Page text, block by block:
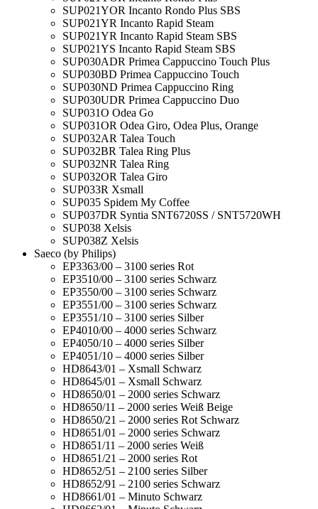
SUP021YOR Incanto Rondo Plus SBS
SUP021YR Incanto Rapid Steam
SUP021YR Incanto Rapid Steam SBS
SUP021YS Incanto Rapid Steam SBS
SUP030ADR Primea Cappuccino Touch Plus
SUP030BD Primea Cappuccino Touch
SUP030ND Primea Cappuccino Ring
SUP030UDR Primea Cappuccino Duo
SUP031O Odea Go
SUP031OR Odea Giro, Odea Plus, Orange
SUP032AR Talea Touch
SUP032BR Talea Ring Plus
SUP032NR Talea Ring
SUP032OR Talea Giro
SUP033R Xsmall
SUP035 Spidem My Coffee
SUP037DR Syntia SNT6720SS / SNT5720WH
SUP038 Xelsis
SUP038Z Xelsis
Saeco (by Philips)
EP3363/00 – 3100 series Rot
EP3510/00 – 3100 series Schwarz
EP3550/00 – 3100 series Schwarz
EP3551/00 – 3100 series Schwarz
EP3551/10 – 3100 series Silber
EP4010/00 – 4000 series Schwarz
EP4050/10 – 4000 series Silber
EP4051/10 – 4000 series Silber
HD8643/01 – Xsmall Schwarz
HD8645/01 – Xsmall Schwarz
HD8650/01 – 2000 series Schwarz
HD8650/11 – 2000 series Weiß Beige
HD8650/21 – 2000 series Rot Schwarz
HD8651/01 – 2000 series Schwarz
HD8651/11 – 2000 series Weiß
HD8651/21 – 2000 series Rot
HD8652/51 – 2100 series Silber
HD8652/91 – 2100 series Schwarz
HD8661/01 – Minuto Schwarz